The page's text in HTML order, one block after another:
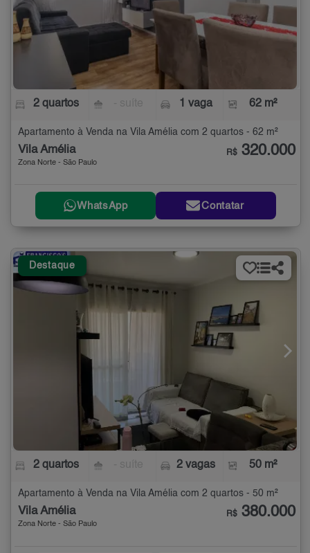
2 quartos 1 vaga 62 m²
Apartamento à Venda na Vila Amélia com 2 quartos - 62 m²
Vila Amélia
Zona Norte - São Paulo
R$ 320.000
WhatsApp Contatar
Destaque
2 quartos 2 vagas 50 m²
Apartamento à Venda na Vila Amélia com 2 quartos - 50 m²
Vila Amélia
Zona Norte - São Paulo
R$ 380.000